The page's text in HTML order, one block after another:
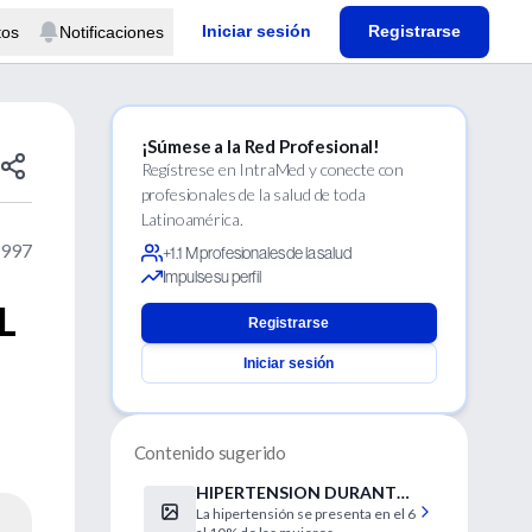
Notificaciones Iniciar sesión Registrarse
¡Súmese a la Red Profesional!
Regístrese en IntraMed y conecte con
profesionales de la salud de toda
Latinoamérica.
+1.1 M profesionales de la salud
Impulse su perfil
Registrarse
Iniciar sesión
Contenido sugerido
HIPERTENSION DURANTE
EL EMBARAZO: UNA
La hipertensión se presenta en el 6